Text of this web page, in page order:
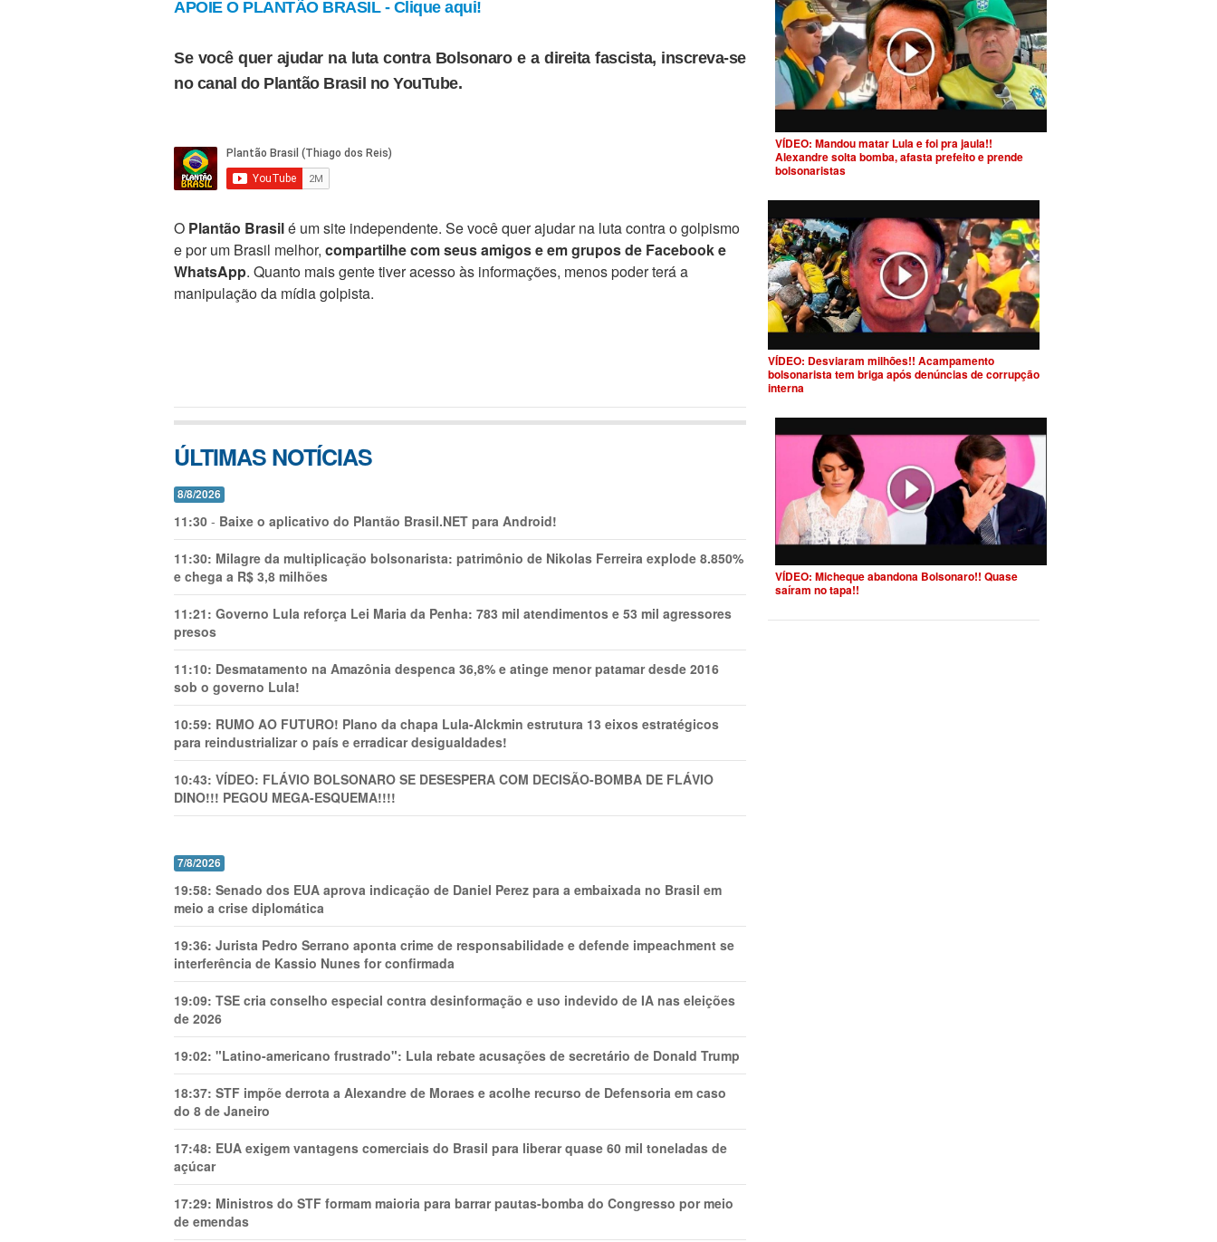
APOIE O PLANTÃO BRASIL - Clique aqui!
Se você quer ajudar na luta contra Bolsonaro e a direita fascista, inscreva-se
no canal do Plantão Brasil no YouTube.
O Plantão Brasilé um site independente. Se você quer ajudar na luta contra o golpismo
e por um Brasil melhor, compartilhe com seus amigos e em grupos de Facebook e
WhatsApp. Quanto mais gente tiver acesso às informações, menos poder terá a
manipulação da mídia golpista.
ÚLTIMAS NOTÍCIAS
8/8/2026
11:30 - Baixe o aplicativo do Plantão Brasil.NET para Android!
11:30: Milagre da multiplicação bolsonarista: patrimônio de Nikolas Ferreira explode 8.850%
e chega a R$ 3,8 milhões
11:21: Governo Lula reforça Lei Maria da Penha: 783 mil atendimentos e 53 mil agressores
presos
11:10: Desmatamento na Amazônia despenca 36,8% e atinge menor patamar desde 2016
sob o governo Lula!
10:59: RUMO AO FUTURO! Plano da chapa Lula-Alckmin estrutura 13 eixos estratégicos
para reindustrializar o país e erradicar desigualdades!
10:43: VÍDEO: FLÁVIO BOLSONARO SE DESESPERA COM DECISÃO-BOMBA DE FLÁVIO
DINO!!! PEGOU MEGA-ESQUEMA!!!!
7/8/2026
19:58: Senado dos EUA aprova indicação de Daniel Perez para a embaixada no Brasil em
meio a crise diplomática
19:36: Jurista Pedro Serrano aponta crime de responsabilidade e defende impeachment se
interferência de Kassio Nunes for confirmada
19:09: TSE cria conselho especial contra desinformação e uso indevido de IA nas eleições
de 2026
19:02: "Latino-americano frustrado": Lula rebate acusações de secretário de Donald Trump
18:37: STF impõe derrota a Alexandre de Moraes e acolhe recurso de Defensoria em caso
do 8 de Janeiro
17:48: EUA exigem vantagens comerciais do Brasil para liberar quase 60 mil toneladas de
açúcar
17:29: Ministros do STF formam maioria para barrar pautas-bomba do Congresso por meio
de emendas
VÍDEO: Mandou matar Lula e foi pra jaula!!
Alexandre solta bomba, afasta prefeito e prende
bolsonaristas
VÍDEO: Desviaram milhões!! Acampamento
bolsonarista tem briga após denúncias de corrupção
interna
VÍDEO: Micheque abandona Bolsonaro!! Quase
saíram no tapa!!